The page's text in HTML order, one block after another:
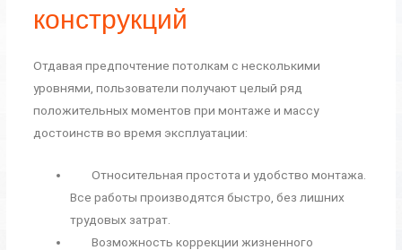
конструкций
Отдавая предпочтение потолкам с несколькими
уровнями, пользователи получают целый ряд
положительных моментов при монтаже и массу
достоинств во время эксплуатации:
Относительная простота и удобство монтажа.
Все работы производятся быстро, без лишних
трудовых затрат.
Возможность коррекции жизненного